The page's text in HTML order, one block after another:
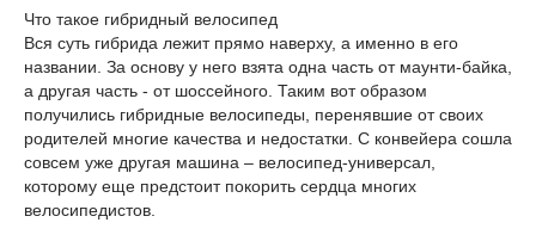
Что такое гибридный велосипед
Вся суть гибрида лежит прямо наверху, а именно в его
названии. За основу у него взята одна часть от маунти-байка,
а другая часть - от шоссейного. Таким вот образом
получились гибридные велосипеды, перенявшие от своих
родителей многие качества и недостатки. С конвейера сошла
совсем уже другая машина – велосипед-универсал,
которому еще предстоит покорить сердца многих
велосипедистов.